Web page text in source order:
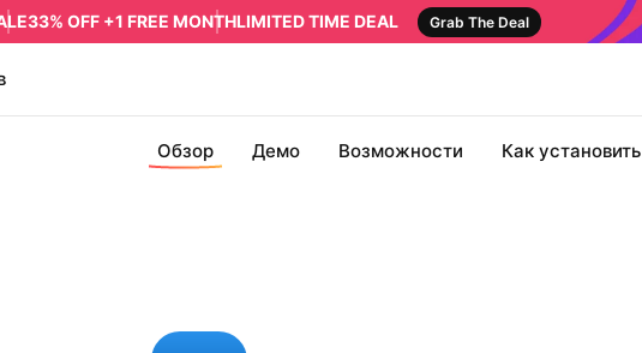
33% OFF +1 FREE MONTHLIMITED TIME DEAL Grab The Deal
Обзор Демо Возможности Как установить